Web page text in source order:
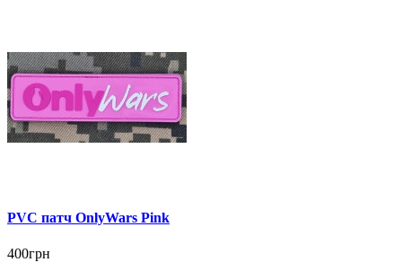
PVC патч OnlyWars Pink
400грн